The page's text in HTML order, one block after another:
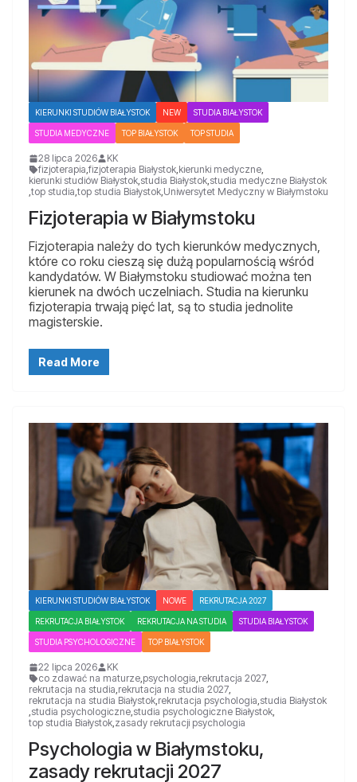
KIERUNKI STUDIÓW BIAŁYSTOK NEW STUDIA BIAŁYSTOK
STUDIA MEDYCZNE TOP BIAŁYSTOK TOP STUDIA
28 lipca 2026
KK
fizjoterapia,fizjoterapia Białystok,kierunki medyczne,
kierunki studiów Białystok,studia Białystok,studia medyczne Białystok
,top studia,top studia Białystok,Uniwersytet Medyczny w Białymstoku
Fizjoterapia w Białymstoku
Fizjoterapia należy do tych kierunków medycznych,
które co roku cieszą się dużą popularnością wśród
kandydatów. W Białymstoku studiować można ten
kierunek na dwóch uczelniach. Studia na kierunku
fizjoterapia trwają pięć lat, są to studia jednolite
magisterskie.
Read More
KIERUNKI STUDIÓW BIAŁYSTOK NOWE REKRUTACJA 2027
REKRUTACJA BIAŁYSTOK REKRUTACJA NA STUDIA STUDIA BIAŁYSTOK
STUDIA PSYCHOLOGICZNE TOP BIAŁYSTOK
22 lipca 2026
KK
co zdawać na maturze psychologia rekrutacja 2027
rekrutacja na studia rekrutacja na studia 2027
rekrutacja na studia Białystok rekrutacja psychologia studia Białystok
studia psychologiczne studia psychologiczne Białystok
top studia Białystok zasady rekrutacji psychologia
Psychologia w Białymstoku,
zasady rekrutacji 2027